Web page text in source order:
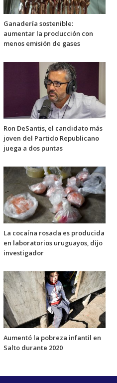
Ganadería sostenible:
aumentar la producción con
menos emisión de gases
Ron DeSantis, el candidato más
joven del Partido Republicano
juega a dos puntas
La cocaína rosada es producida
en laboratorios uruguayos, dijo
investigador
Aumentó la pobreza infantil en
Salto durante 2020